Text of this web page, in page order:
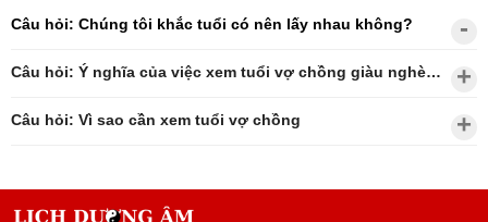
Câu hỏi: Chúng tôi khắc tuổi có nên lấy nhau không?
Câu hỏi: Ý nghĩa của việc xem tuổi vợ chồng giàu nghèo?
Câu hỏi: Vì sao cần xem tuổi vợ chồng